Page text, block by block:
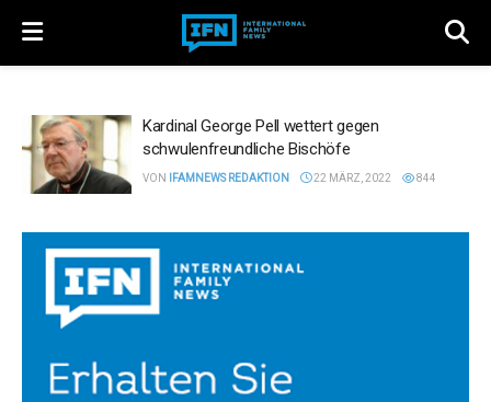
Kardinal George Pell wettert gegen
schwulenfreundliche Bischöfe
VON IFAMNEWS REDAKTION 22 MÄRZ, 2022 844